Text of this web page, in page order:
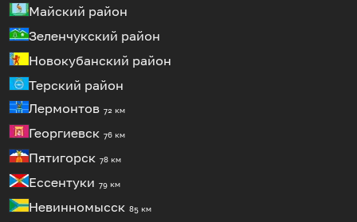
Майский район
Зеленчукский район
Новокубанский район
Терский район
Лермонтов 72 км
Георгиевск 76 км
Пятигорск 78 км
Ессентуки 79 км
Невинномысск 85 км